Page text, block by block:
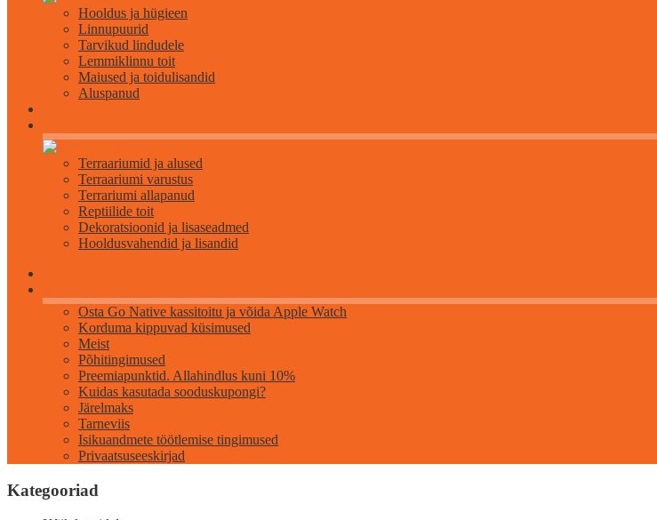
Hooldus ja hügieen
Linnupuurid
Tarvikud lindudele
Lemmiklinnu toit
Maiused ja toidulisandid
Aluspanud
Terraariumid ja alused
Terraariumi varustus
Terrariumi allapanud
Reptiilide toit
Dekoratsioonid ja lisaseadmed
Hooldusvahendid ja lisandid
Osta Go Native kassitoitu ja võida Apple Watch
Korduma kippuvad küsimused
Meist
Põhitingimused
Preemiapunktid. Allahindlus kuni 10%
Kuidas kasutada sooduskupongi?
Järelmaks
Tarneviis
Isikuandmete töötlemise tingimused
Privaatsuseeskirjad
Kategooriad